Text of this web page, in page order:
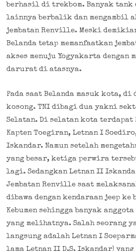
berhasil di trekbom. Banyak tank
lainnya berbalik dan mengambil
jembatan Renville. Meski
Belanda tetap memanfaatkan
akses menuju Yogyakarta dengan
darurat di atasnya.
Pada saat Belanda masuk kota,
kosong. TNI dibagi dua yakni
Selatan. Di selatan kota terdapat
Kapten Toegiran, Letnan I
Iskandar. Namun setelah
yang besar, ketiga perwira
lagi. Sedangkan Letnan II
Jembatan Renville saat
dibawa dengan kendaraan jeep
Kebumen sehingga banyak
yang melihatnya. Salah seorang
langsung adalah Letnan I
lama Letnan II D.S. Iskandar) yang